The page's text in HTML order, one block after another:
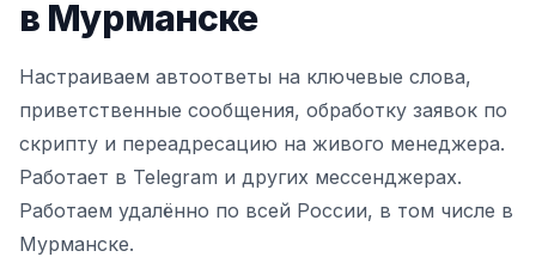
в Мурманске
Настраиваем автоответы на ключевые слова,
приветственные сообщения, обработку заявок по
скрипту и переадресацию на живого менеджера.
Работает в Telegram и других мессенджерах.
Работаем удалённо по всей России, в том числе в
Мурманске.